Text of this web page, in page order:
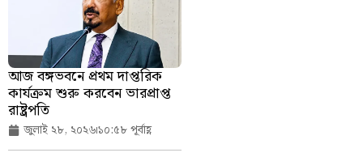
আজ বঙ্গভবনে প্রথম দাপ্তরিক
কার্যক্রম শুরু করবেন ভারপ্রাপ্ত
রাষ্ট্রপতি
জুলাই ২৮, ২০২৬১০:৫৮ পূর্বাহ্ণ